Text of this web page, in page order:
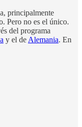
principalmente
Pero no es el único.
del programa
y el de Alemania. En